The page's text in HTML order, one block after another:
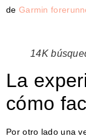
de Garmin
14K
La
cómo
Por otro lado una